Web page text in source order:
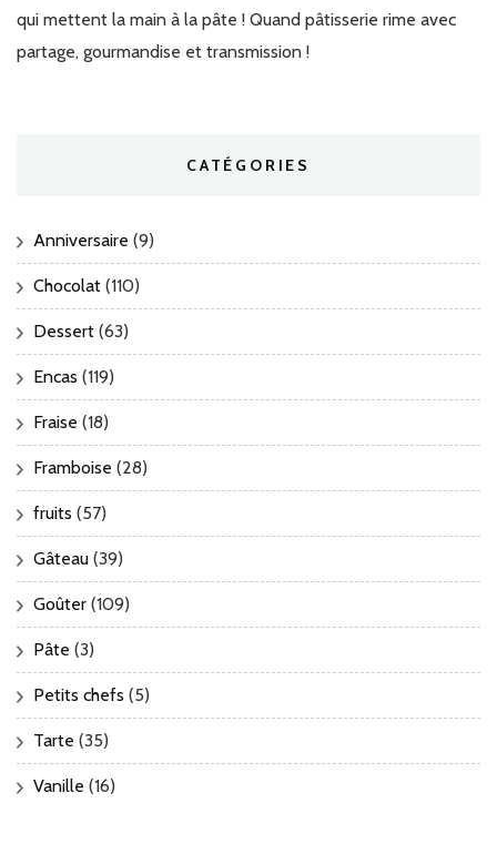
qui mettent la main à la pâte ! Quand pâtisserie rime avec
partage, gourmandise et transmission !
CATÉGORIES
Anniversaire (9)
Chocolat (110)
Dessert (63)
Encas (119)
Fraise (18)
Framboise (28)
fruits (57)
Gâteau (39)
Goûter (109)
Pâte (3)
Petits chefs (5)
Tarte (35)
Vanille (16)